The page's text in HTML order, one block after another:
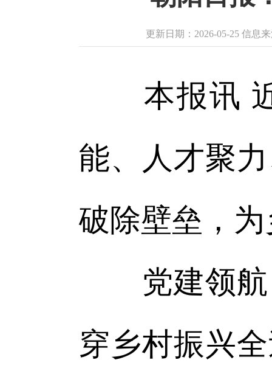
更新日期：2026-05-25 信息
本报讯 近
能、人才聚
破除壁垒，
党建领航
穿乡村振兴